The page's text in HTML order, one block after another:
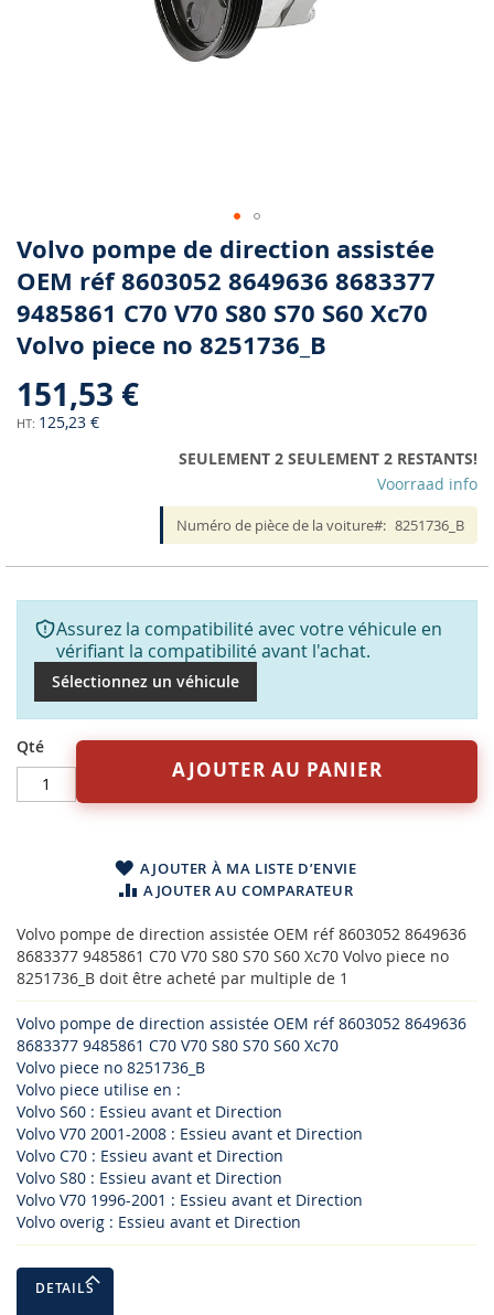
Skip
to
the
beginning
the
gallery
Volvo pompe de direction assistée
OEM réf 8603052 8649636 8683377
9485861 C70 V70 S80 S70 S60 Xc70
Volvo piece no 8251736_B
151,53 €
125,23 €
SEULEMENT 2 SEULEMENT 2 RESTANTS!
Voorraad info
Numéro de pièce de la voiture 8251736_B
Assurez la compatibilité avec votre véhicule en
vérifiant la compatibilité avant l'achat.
Sélectionnez un véhicule
Qté
AJOUTER AU PANIER
AJOUTER À MA LISTE D’ENVIE
AJOUTER AU COMPARATEUR
Volvo pompe de direction assistée OEM réf 8603052 8649636
8683377 9485861 C70 V70 S80 S70 S60 Xc70 Volvo piece no
8251736_B doit être acheté par multiple de 1
Volvo pompe de direction assistée OEM réf 8603052 8649636
8683377 9485861 C70 V70 S80 S70 S60 Xc70
Volvo piece no 8251736_B
Volvo piece utilise en :
Volvo S60 : Essieu avant et Direction
Volvo V70 2001-2008 : Essieu avant et Direction
Volvo C70 : Essieu avant et Direction
Volvo S80 : Essieu avant et Direction
Volvo V70 1996-2001 : Essieu avant et Direction
Volvo overig : Essieu avant et Direction
DETAILS